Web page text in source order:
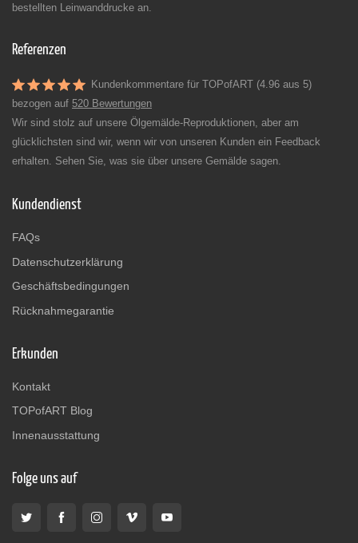
bestellten Leinwanddrucke an.
Referenzen
Kundenkommentare für TOPofART (4.96 aus 5)
bezogen auf 520 Bewertungen
Wir sind stolz auf unsere Ölgemälde-Reproduktionen, aber am
glücklichsten sind wir, wenn wir von unseren Kunden ein Feedback
erhalten. Sehen Sie, was sie über unsere Gemälde sagen.
Kundendienst
FAQs
Datenschutzerklärung
Geschäftsbedingungen
Rücknahmegarantie
Erkunden
Kontakt
TOPofART Blog
Innenausstattung
Folge uns auf